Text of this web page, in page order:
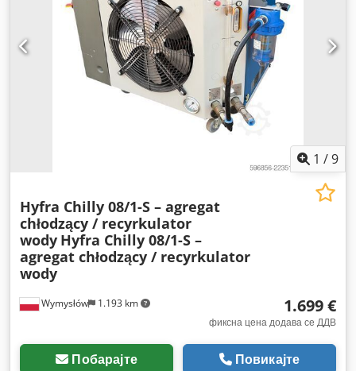
1 /9
Wymysłów 1.193 km
Hyfra Chilly 08/1-S – agregat
chłodzący / recyrkulator
wody Hyfra Chilly 08/1-S –
agregat chłodzący / recyrkulator
wody
1.699 €
фиксна цена додава се ДДВ
Побарајте Повикајте